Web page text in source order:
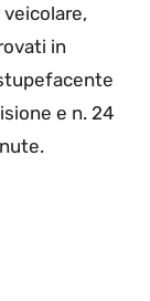
in
e n. 24